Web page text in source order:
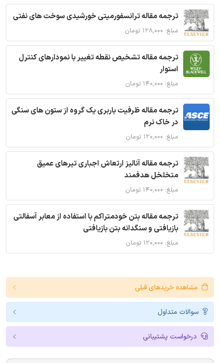
ترجمه مقاله ترانسفورمیتی خورشیدی سوخت های نفتی
مبلغ: ۱۲۸,۰۰۰ تومان
ترجمه مقاله تشخیص نقطه تغییر با نمودارهای کنترل
استوار
مبلغ: ۱۴۰,۰۰۰ تومان
ترجمه مقاله ظرفیت باربری یک گروه از ستون های سنگی
در خاک نرم
مبلغ: ۱۲۰,۰۰۰ تومان
ترجمه مقاله آنالیز ارتعاش اجباری تیرهای عمیق
متخلخل هدفمند
مبلغ: ۱۴۰,۰۰۰ تومان
ترجمه مقاله بتن خودمتراکم با استفاده از معابر آسفالتی
بازیافتی و سنگدانه بتن بازیافتی
مبلغ: ۱۲۰,۰۰۰ تومان
مشاهده خریدهای قبلی
سوالات متداول
درخواست پشتیبانی